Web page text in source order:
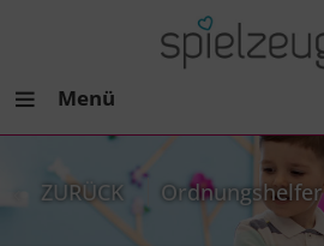
Menü
ZURÜCK Ordnungshelfer